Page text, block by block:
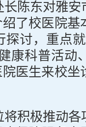
陈东对雅
了校医院基
探讨，重点
康科普活动
医生来校坐
积极推动